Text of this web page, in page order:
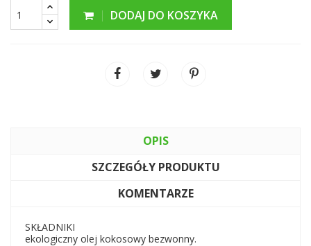
DODAJ DO KOSZYKA
OPIS
SZCZEGÓŁY PRODUKTU
KOMENTARZE
SKŁADNIKI
ekologiczny olej kokosowy bezwonny.